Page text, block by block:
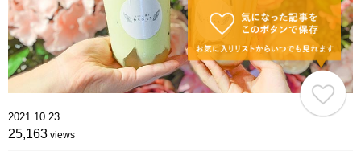
2021.10.23
25,163 views